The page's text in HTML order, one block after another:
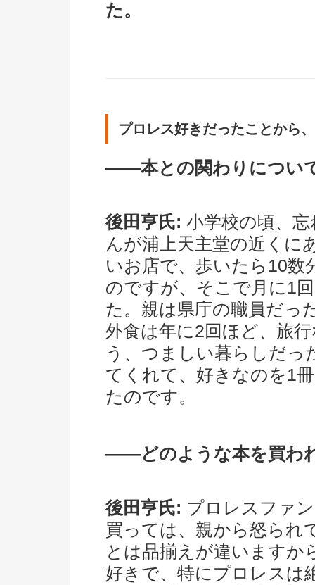
た。
プロレス好きだったことから
――本との関わりについ
後田亨氏: 小学校の頃、
んが浦上天主堂の近くに
いお店で、歩いたら10
のですが、そこで月に1
た。親は県庁の職員だっ
外食は年に2回ほど、旅
う、つましい暮らしだっ
てくれて、好きなのを1
たのです。
――どのような本を買わ
後田亨氏: プロレスファ
買っては、親から怒られ
とは品揃えが違いますか
好きで、特にプロレスは